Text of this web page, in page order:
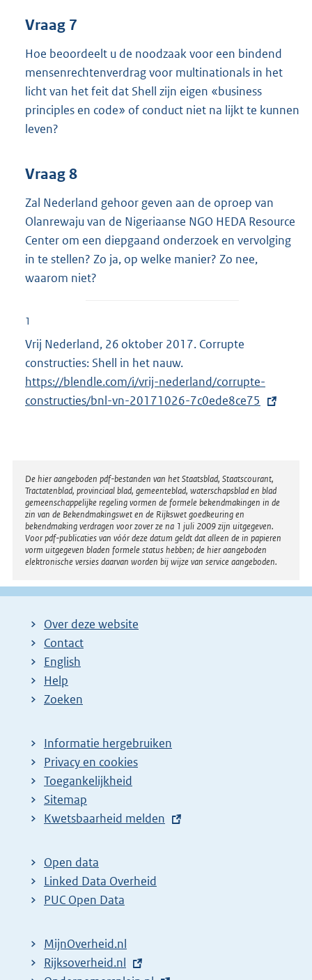
Vraag 7
Hoe beoordeelt u de noodzaak voor een bindend
mensenrechtenverdrag voor multinationals in het
licht van het feit dat Shell zijn eigen «business
principles en code» of conduct niet na lijkt te kunnen
leven?
Vraag 8
Zal Nederland gehoor geven aan de oproep van
Olanrewaju van de Nigeriaanse NGO HEDA Resource
Center om een diepgaand onderzoek en vervolging
in te stellen? Zo ja, op welke manier? Zo nee,
waarom niet?
1
Vrij Nederland, 26 oktober 2017. Corrupte
constructies: Shell in het nauw.
x
t
e
l
i
n
k
:
https://blendle.com/i/vrij-nederland/corrupte-
constructies/bnl-vn-20171026-7c0ede8ce75
Disclaimer
De hier aangeboden pdf-bestanden van het Staatsblad, Staatscourant,
Tractatenblad, provinciaal blad, gemeenteblad, waterschapsblad en blad
gemeenschappelijke regeling vormen de formele bekendmakingen in de
zin van de Bekendmakingswet en de Rijkswet goedkeuring en
bekendmaking verdragen voor zover ze na 1 juli 2009 zijn uitgegeven.
Voor pdf-publicaties van vóór deze datum geldt dat alleen de in papieren
vorm uitgegeven bladen formele status hebben; de hier aangeboden
elektronische versies daarvan worden bij wijze van service aangeboden.
Over deze website
Contact
English
Help
Zoeken
Informatie hergebruiken
Privacy en cookies
Toegankelijkheid
Sitemap
E
t
e
r
l
i
Kwetsbaarheid melden
Open data
Linked Data Overheid
PUC Open Data
MijnOverheid.nl
E
Rijksoverheid.nl